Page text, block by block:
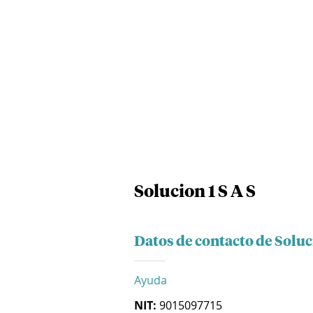
Solucion 1 S A S
Datos de contacto de
Ayuda
NIT: 9015097715